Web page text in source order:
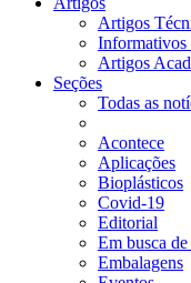
Artigos
Informativos
Artigos
Seções
Todas as
Acontece
Aplicações
Bioplásticos
Covid-19
Editorial
Em busca
Embalagens